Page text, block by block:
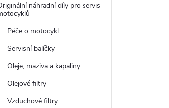
náhradní díly pro servis
Péče o motocykl
Servisní balíčky
Oleje, maziva a kapaliny
Olejové filtry
Vzduchové filtry